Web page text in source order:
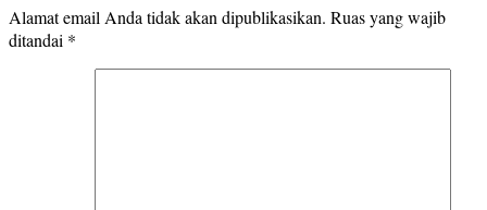
Alamat email Anda tidak akan dipublikasikan. Ruas yang wajib
ditandai *